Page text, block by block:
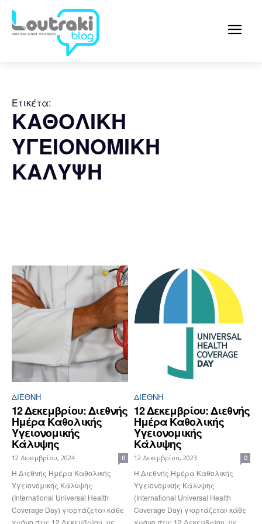
Ετικέτα:
ΚΑΘΟΛΙΚΗ
ΥΓΕΙΟΝΟΜΙΚΗ
ΚΑΛΥΨΗ
ΔΙΕΘΝΉ
12 Δεκεμβρίου: Διεθνής
Ημέρα Καθολικής
Υγειονομικής
Κάλυψης
12 Δεκεμβρίου, 2024 0
Η Διεθνής Ημέρα Καθολικής
Υγειονομικής Κάλυψης
(International Universal Health
Coverage Day) γιορτάζεται κάθε
χρόνο στις 12 Δεκεμβρίου, με
ΔΙΕΘΝΉ
12 Δεκεμβρίου: Διεθνής
Ημέρα Καθολικής
Υγειονομικής
Κάλυψης
12 Δεκεμβρίου, 2023 0
Η Διεθνής Ημέρα Καθολικής
Υγειονομικής Κάλυψης
(International Universal Health
Coverage Day) γιορτάζεται κάθε
χρόνο στις 12 Δεκεμβρίου, με